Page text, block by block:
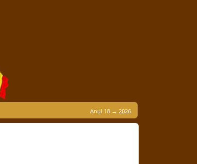
Anul 18 → 2026